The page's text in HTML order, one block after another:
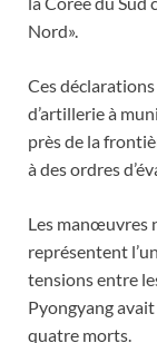
Nord».
Ces
d’artillerie à
près de la
à des ordres
Les manœuvres
représentent
tensions entre
Pyongyang
quatre morts.